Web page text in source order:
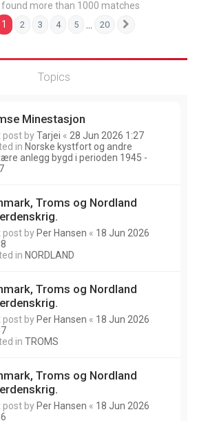
found more than 1000 matches
1 of 20
1 2 3 4 5 20
Topics
Minestasjon
post byTarjei « 28 Jun 2026 1:27
in Norske kystfort og andre
anlegg bygd i perioden 1945 -
Troms og Nordland
post by Per Hansen « 18 Jun 2026
in NORDLAND
Troms og Nordland
post by Per Hansen « 18 Jun 2026
in TROMS
Troms og Nordland
post by Per Hansen « 18 Jun 2026